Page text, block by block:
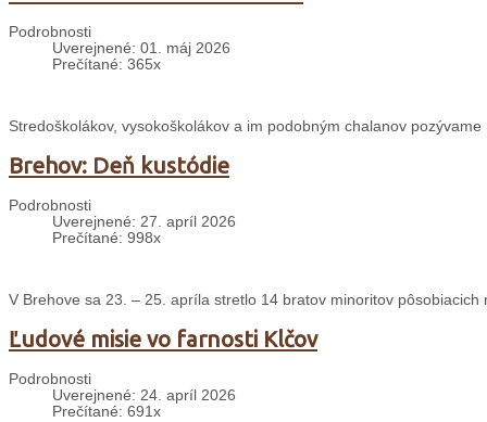
Podrobnosti
Uverejnené: 01. máj 2026
Prečítané: 365x
Stredoškolákov, vysokoškolákov a im podobným chalanov
Brehov: Deň kustódie
Podrobnosti
Uverejnené: 27. apríl 2026
Prečítané: 998x
V Brehove sa 23. – 25. apríla stretlo 14 bratov minoritov pôsobiacich
Ľudové misie vo farnosti Klčov
Podrobnosti
Uverejnené: 24. apríl 2026
Prečítané: 691x